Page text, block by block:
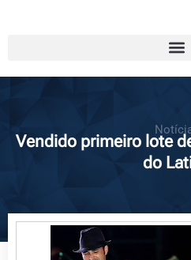
Vendido primeiro lote
do